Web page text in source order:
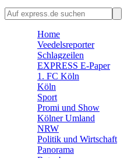
Home
Veedelsreporter
Schlagzeilen
EXPRESS E-Paper
1. FC Köln
Köln
Sport
Promi und Show
Kölner Umland
NRW
Politik und Wirtschaft
Panorama